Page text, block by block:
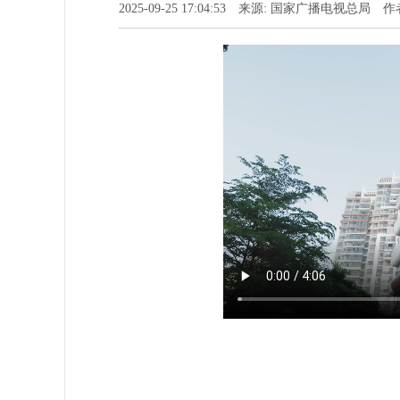
2025-09-25 17:04:53 来源: 国家广播电视总局 作